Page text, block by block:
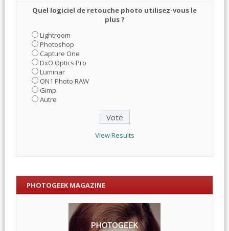
Quel logiciel de retouche photo utilisez-vous le
plus ?
Lightroom
Photoshop
Capture One
DxO Optics Pro
Luminar
ON1 Photo RAW
Gimp
Autre
View Results
PHOTOGEEK MAGAZINE